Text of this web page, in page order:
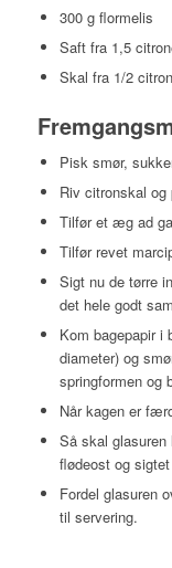
300 g flormelis
Saft fra 1,5
Skal fra 1/2 citron
Pisk smør,
Riv citronskal
Tilfør et æg ad
Tilfør revet
Sigt nu de tørre
det hele godt
Kom bagepapir i
diameter) og
springformen og
Når kagen er
Så skal
flødeost og
Fordel glasuren
til servering.